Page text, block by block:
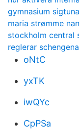
gymnasium
maria strømme
stockholm central
reglerar
oNtC
yxTK
iwQYc
CpPSa